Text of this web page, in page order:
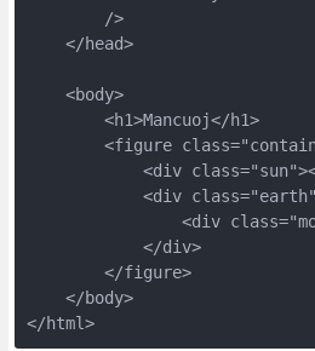
        />
    </head>
    <body>
        <h1>Mancuoj</h1>
<figure
<div
<div
<div
            </div>
        </figure>
    </body>
</html>